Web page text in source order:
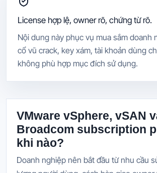
License hợp lệ, owner rõ, chứng từ rõ.
Nội dung này phục vụ mua sắm doanh
cổ vũ crack, key xám, tài khoản dùng
không phù hợp mục đích sử dụng.
VMware vSphere, vSAN
Broadcom subscription
khi nào?
Doanh nghiệp nên bắt đầu từ nhu cầu